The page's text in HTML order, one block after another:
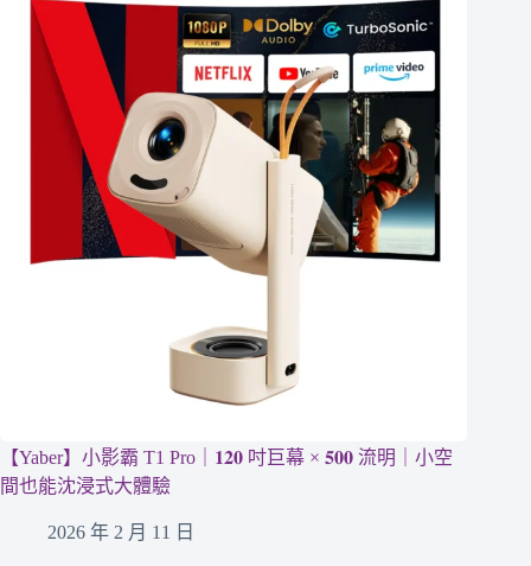
【Yaber】小影霸 T1 Pro｜𝟏𝟐𝟎 吋巨幕 × 𝟓𝟎𝟎 流明｜小空
間也能沈浸式大體驗
2026 年 2 月 11 日